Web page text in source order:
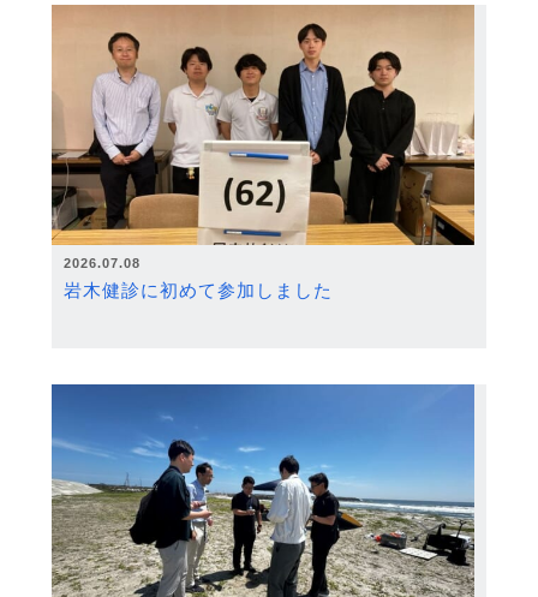
2026.07.08
岩木健診に初めて参加しました